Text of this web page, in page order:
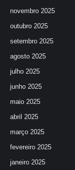
novembro 2025
outubro 2025
setembro 2025
agosto 2025
julho 2025
junho 2025
maio 2025
abril 2025
março 2025
fevereiro 2025
janeiro 2025